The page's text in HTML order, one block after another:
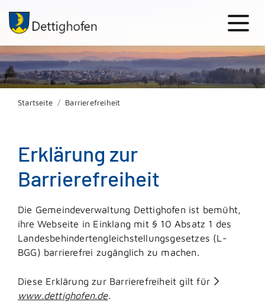
Startseite Barrierefreiheit
Erklärung zur
Barrierefreiheit
Die Gemeindeverwaltung Dettighofen ist bemüht,
ihre Webseite in Einklang mit § 10 Absatz 1 des
Landesbehindertengleichstellungsgesetzes (L-
BGG) barrierefrei zugänglich zu machen.
Diese Erklärung zur Barrierefreiheit gilt für
www.dettighofen.de.